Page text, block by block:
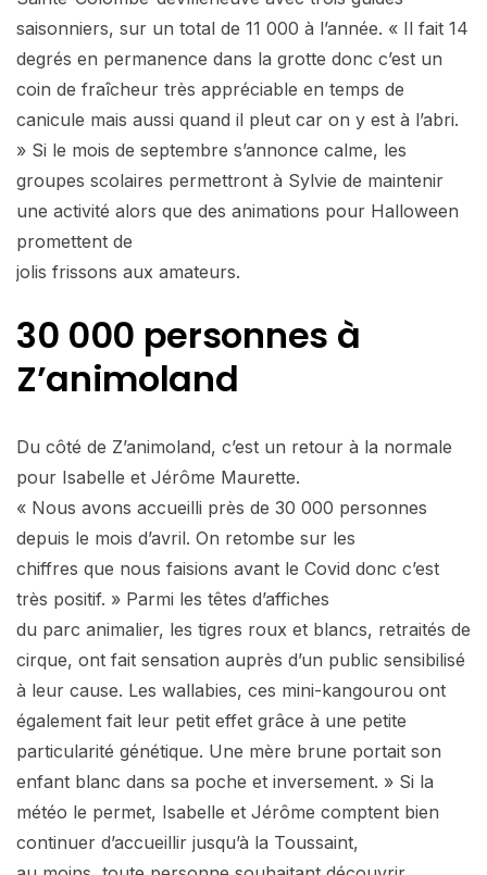
saisonniers, sur un total de 11 000 à l’année. « Il fait 14
degrés en permanence dans la grotte donc c’est un
coin de fraîcheur très appréciable en temps de
canicule mais aussi quand il pleut car on y est à l’abri.
» Si le mois de septembre s’annonce calme, les
groupes scolaires permettront à Sylvie de maintenir
une activité alors que des animations pour Halloween
promettent de
jolis frissons aux amateurs.
30 000 personnes à
Z’animoland
Du côté de Z’animoland, c’est un retour à la normale
pour Isabelle et Jérôme Maurette.
« Nous avons accueilli près de 30 000 personnes
depuis le mois d’avril. On retombe sur les
chiffres que nous faisions avant le Covid donc c’est
très positif. » Parmi les têtes d’affiches
du parc animalier, les tigres roux et blancs, retraités de
cirque, ont fait sensation auprès d’un public sensibilisé
à leur cause. Les wallabies, ces mini-kangourou ont
également fait leur petit effet grâce à une petite
particularité génétique. Une mère brune portait son
enfant blanc dans sa poche et inversement. » Si la
météo le permet, Isabelle et Jérôme comptent bien
continuer d’accueillir jusqu’à la Toussaint,